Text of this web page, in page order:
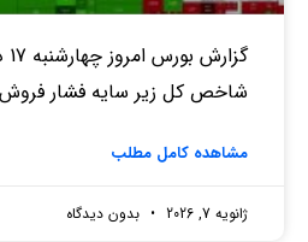
شاخص کل زیر سایه فشار
مشاهده کامل مطلب
ژانویه 7, 2026 بدون دیدگاه